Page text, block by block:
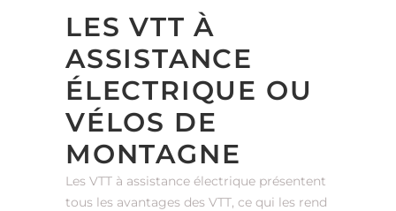
LES VTT À
ASSISTANCE
ÉLECTRIQUE OU
VÉLOS DE
MONTAGNE
Les VTT à assistance électrique présentent
tous les avantages des VTT, ce qui les rend